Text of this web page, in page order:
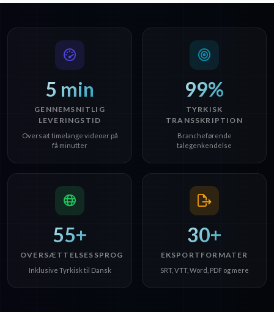
5 min
GENNEMSNITLIG
LEVERINGSTID
Oversæt timelange videoer på
få minutter
99%
TYRKISK
TRANSSKRIPTION
Brancheførende
talegenkendelse
55+
OVERSÆTTELSESSPROG
Inklusive Tyrkisk til Dansk
30+
EKSPORTFORMATER
SRT, VTT, Word, PDF og mere